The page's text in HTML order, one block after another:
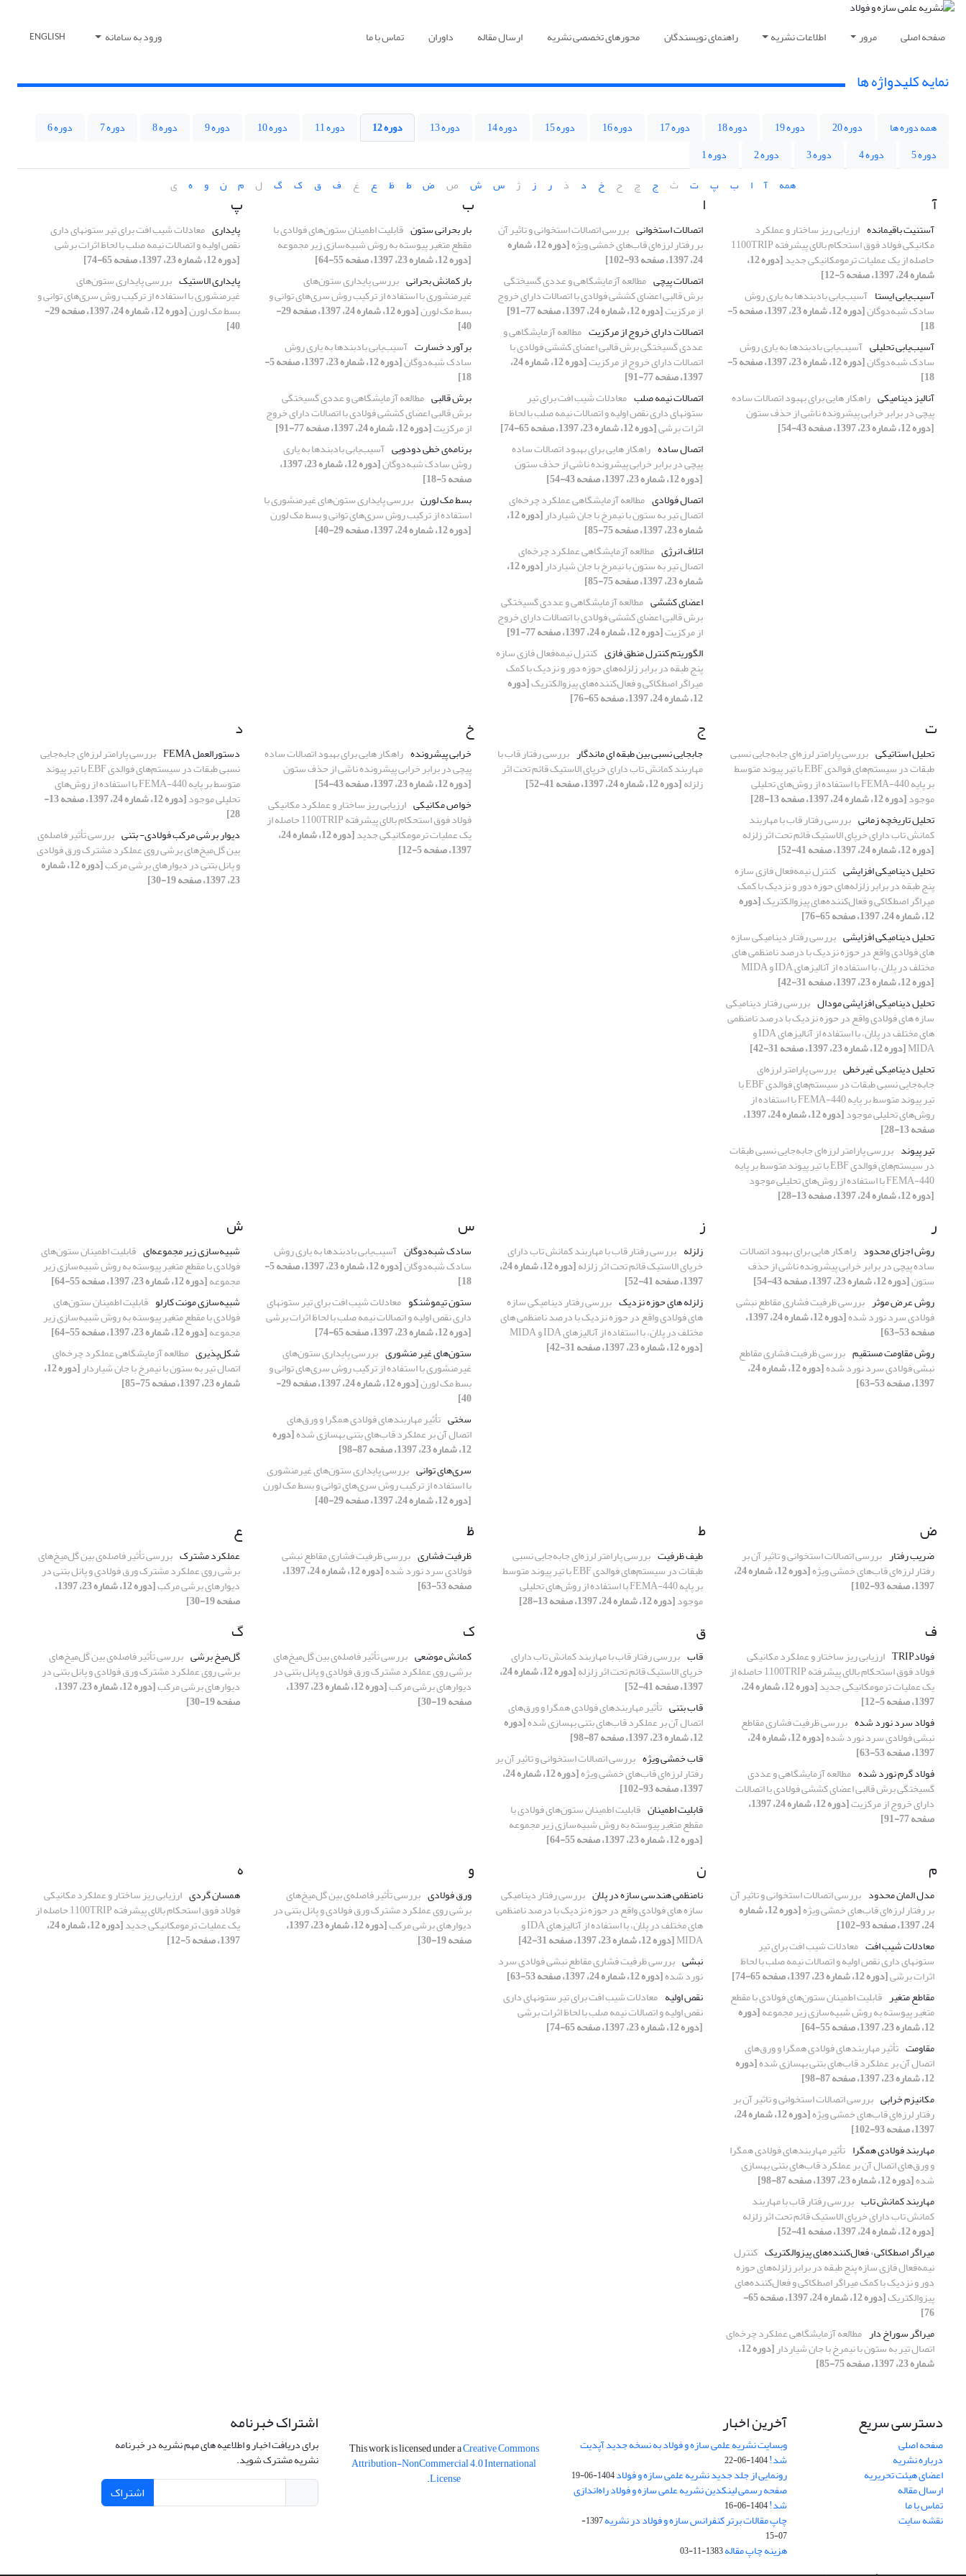
صفحه اصلی مرور اطلاعات نشریه راهنمای نویسندگان محورهای تخصصی نشریه ارسال مقاله داوران تماس با ما ورود به سامانه ENGLISH
نمایه کلیدواژه ها
همه دوره ها دوره 20 دوره 19 دوره 18 دوره 17 دوره 16 دوره 15 دوره 14 دوره 13 دوره 12 دوره 11 دوره 10 دوره 9 دوره 8 دوره 7
دوره 6
دوره 5
دوره 4 دوره 3 دوره 2
دوره 1
همه
آ ا ب پ ت ث ج چ ح خ د ذ ر ز ژ س ش ص ض ط ظ ع غ ف ق ک گ ل م ن و ه ی
آ
آستنیت باقیمانده ارزیابی ریز ساختار و عملکرد
مکانیکی فولاد فوق استحکام بالای پیشرفته 1100TRIP
حاصله از یک عملیات ترمومکانیکی جدید [دوره 12،
شماره 24، 1397، صفحه 5-12]
آسیب‌یابی ایستا آسیب‌یابی بادبندها به یاری روش
سادک شبه‌دوگان [دوره 12، شماره 23، 1397، صفحه 5-
18]
آسیب‌یابی تحلیلی آسیب‌یابی بادبندها به یاری روش
سادک شبه‌دوگان [دوره 12، شماره 23، 1397، صفحه 5-
18]
آنالیز دینامیکی راهکار هایی برای بهبود اتصالات ساده
پیچی در برابر خرابی پیشرونده ناشی از حذف ستون
[دوره 12، شماره 23، 1397، صفحه 43-54]
ا
اتصالات استخوانی بررسی اتصالات استخوانی و تاثیر آن
بر رفتار لرزه‌ای قاب‌های خمشی ویژه [دوره 12، شماره
24، 1397، صفحه 93-102]
اتصالات پیچی مطالعه آزمایشگاهی و عددی گسیختگی
برش قالبی اعضای کششی فولادی با اتصالات دارای خروج
از مرکزیت[دوره 12، شماره 24، 1397، صفحه 77-91]
اتصالات دارای خروج از مرکزیت مطالعه آزمایشگاهی و
عددی گسیختگی برش قالبی اعضای کششی فولادی با
اتصالات دارای خروج از مرکزیت [دوره 12، شماره 24،
1397، صفحه 77-91]
اتصالات نیمه صلب معادلات شیب افت برای تیر
ستونهای داری نقص اولیه و اتصالات نیمه صلب با لحاظ
اثرات برشی[دوره 12، شماره 23، 1397، صفحه 65-74]
اتصال ساده راهکار هایی برای بهبود اتصالات ساده
پیچی در برابر خرابی پیشرونده ناشی از حذف ستون
[دوره 12، شماره 23، 1397، صفحه 43-54]
اتصال فولادی مطالعه آزمایشگاهی عملکرد چرخه‌ای
اتصال تیر به ستون با نیمرخ با جان شیاردار [دوره 12،
شماره 23، 1397، صفحه 75-85]
اتلاف انرژی مطالعه آزمایشگاهی عملکرد چرخه‌ای
اتصال تیر به ستون با نیمرخ با جان شیاردار [دوره 12،
شماره 23، 1397، صفحه 75-85]
اعضای کششی مطالعه آزمایشگاهی و عددی گسیختگی
برش قالبی اعضای کششی فولادی با اتصالات دارای خروج
از مرکزیت[دوره 12، شماره 24، 1397، صفحه 77-91]
الگوریتم کنترل منطق فازی کنترل نیمه‌فعال فازی سازه
پنج طبقه در برابر زلزله‌های حوزه دور و نزدیک با کمک
میراگر اصطکاکی و فعال‌کننده‌های پیزوالکتریک[دوره
12، شماره 24، 1397، صفحه 65-76]
ب
بار بحرانی ستون قابلیت اطمینان ستون‌های فولادی با
مقطع متغیر پیوسته به روش شبیه‌سازی زیر مجموعه
[دوره 12، شماره 23، 1397، صفحه 55-64]
بار کمانش بحرانی بررسی پایداری ستون‌های
غیرمنشوری با استفاده از ترکیب روش سری‌های توانی و
بسط مک لورن [دوره 12، شماره 24، 1397، صفحه 29-
40]
برآورد خسارت آسیب‌یابی بادبندها به یاری روش
سادک شبه‌دوگان [دوره 12، شماره 23، 1397، صفحه 5-
18]
برش قالبی مطالعه آزمایشگاهی و عددی گسیختگی
برش قالبی اعضای کششی فولادی با اتصالات دارای خروج
از مرکزیت[دوره 12، شماره 24، 1397، صفحه 77-91]
برنامه‌ی خطی دودویی آسیب‌یابی بادبندها به یاری
روش سادک شبه‌دوگان [دوره 12، شماره 23، 1397،
صفحه 5-18]
بسط مک لورن بررسی پایداری ستون‌های غیرمنشوری با
استفاده از ترکیب روش سری‌های توانی و بسط مک لورن
[دوره 12، شماره 24، 1397، صفحه 29-40]
پ
پایداری معادلات شیب افت برای تیر ستونهای داری
نقص اولیه و اتصالات نیمه صلب با لحاظ اثرات برشی
[دوره 12، شماره 23، 1397، صفحه 65-74]
پایداری الاستیک بررسی پایداری ستون‌های
غیرمنشوری با استفاده از ترکیب روش سری‌های توانی و
بسط مک لورن [دوره 12، شماره 24، 1397، صفحه 29-
40]
ت
تحلیل استاتیکی بررسی پارامتر لرزه‌ای جابه‌جایی نسبی
طبقات در سیستم‌های فوالدی EBF با تیر پیوند متوسط
بر پایه 440-FEMA با استفاده از روش‌های تحلیلی
موجود[دوره 12، شماره 24، 1397، صفحه 13-28]
تحلیل تاریخچه زمانی بررسی رفتار قاب با مهاربند
کمانش تاب دارای خرپای الاستیک قائم تحت اثر زلزله
[دوره 12، شماره 24، 1397، صفحه 41-52]
تحلیل دینامیکی افزایشی کنترل نیمه‌فعال فازی سازه
پنج طبقه در برابر زلزله‌های حوزه دور و نزدیک با کمک
میراگر اصطکاکی و فعال‌کننده‌های پیزوالکتریک[دوره
12، شماره 24، 1397، صفحه 65-76]
تحلیل دینامیکی افزایشی بررسی رفتار دینامیکی سازه
های فولادی واقع در حوزه نزدیک با درصد نامنظمی های
مختلف در پلان، با استفاده از آنالیزهای IDA و MIDA
[دوره 12، شماره 23، 1397، صفحه 31-42]
تحلیل دینامیکی افزایشی مودال بررسی رفتار دینامیکی
سازه های فولادی واقع در حوزه نزدیک با درصد نامنظمی
های مختلف در پلان، با استفاده از آنالیزهای IDA و
MIDA[دوره 12، شماره 23، 1397، صفحه 31-42]
تحلیل دینامیکی غیر‌خطی بررسی پارامتر لرزه‌ای
جابه‌جایی نسبی طبقات در سیستم‌های فوالدی EBF با
تیر پیوند متوسط بر پایه 440-FEMA با استفاده از
روش‌های تحلیلی موجود [دوره 12، شماره 24، 1397،
صفحه 13-28]
تیر پیوند بررسی پارامتر لرزه‌ای جابه‌جایی نسبی طبقات
در سیستم‌های فوالدی EBF با تیر پیوند متوسط بر پایه
440-FEMA با استفاده از روش‌های تحلیلی موجود
[دوره 12، شماره 24، 1397، صفحه 13-28]
ج
جابجایی نسبی بین طبقه ای ماندگار بررسی رفتار قاب با
مهاربند کمانش تاب دارای خرپای الاستیک قائم تحت اثر
زلزله[دوره 12، شماره 24، 1397، صفحه 41-52]
خ
خرابی پیشرونده راهکار هایی برای بهبود اتصالات ساده
پیچی در برابر خرابی پیشرونده ناشی از حذف ستون
[دوره 12، شماره 23، 1397، صفحه 43-54]
خواص مکانیکی ارزیابی ریز ساختار و عملکرد مکانیکی
فولاد فوق استحکام بالای پیشرفته 1100TRIP حاصله از
یک عملیات ترمومکانیکی جدید [دوره 12، شماره 24،
1397، صفحه 5-12]
د
دستورالعمل‌ FEMA بررسی پارامتر لرزه‌ای جابه‌جایی
نسبی طبقات در سیستم‌های فوالدی EBF با تیر پیوند
متوسط بر پایه 440-FEMA با استفاده از روش‌های
تحلیلی موجود [دوره 12، شماره 24، 1397، صفحه 13-
28]
دیوار برشی مرکب فولادی- بتنی بررسی تأثیر فاصله‌ی
بین گل‌میخ‌های برشی روی عملکرد مشترک ورق فولادی
و پانل بتنی در دیوارهای برشی مرکب [دوره 12، شماره
23، 1397، صفحه 19-30]
ر
روش اجزای محدود راهکار هایی برای بهبود اتصالات
ساده پیچی در برابر خرابی پیشرونده ناشی از حذف
ستون[دوره 12، شماره 23، 1397، صفحه 43-54]
روش عرض موثر بررسی ظرفیت فشاری مقاطع نبشی
فولادی سرد نورد شده [دوره 12، شماره 24، 1397،
صفحه 53-63]
روش مقاومت مستقیم بررسی ظرفیت فشاری مقاطع
نبشی فولادی سرد نورد شده [دوره 12، شماره 24،
1397، صفحه 53-63]
ز
زلزله بررسی رفتار قاب با مهاربند کمانش تاب دارای
خرپای الاستیک قائم تحت اثر زلزله [دوره 12، شماره 24،
1397، صفحه 41-52]
زلزله های حوزه نزدیک بررسی رفتار دینامیکی سازه
های فولادی واقع در حوزه نزدیک با درصد نامنظمی های
مختلف در پلان، با استفاده از آنالیزهای IDA و MIDA
[دوره 12، شماره 23، 1397، صفحه 31-42]
س
سادک شبه‌دوگان آسیب‌یابی بادبندها به یاری روش
سادک شبه‌دوگان [دوره 12، شماره 23، 1397، صفحه 5-
18]
ستون تیموشنکو معادلات شیب افت برای تیر ستونهای
داری نقص اولیه و اتصالات نیمه صلب با لحاظ اثرات برشی
[دوره 12، شماره 23، 1397، صفحه 65-74]
ستون‌های غیر منشوری بررسی پایداری ستون‌های
غیرمنشوری با استفاده از ترکیب روش سری‌های توانی و
بسط مک لورن [دوره 12، شماره 24، 1397، صفحه 29-
40]
سختی تأثیر مهاربندهای فولادی همگرا و ورق‌های
اتصال آن بر عملکرد قاب‌های بتنی بهسازی شده[دوره
12، شماره 23، 1397، صفحه 87-98]
سری‌های توانی بررسی پایداری ستون‌های غیرمنشوری
با استفاده از ترکیب روش سری‌های توانی و بسط مک لورن
[دوره 12، شماره 24، 1397، صفحه 29-40]
ش
شبیه‌سازی زیر مجموعه‌ای قابلیت اطمینان ستون‌های
فولادی با مقطع متغیر پیوسته به روش شبیه‌سازی زیر
مجموعه[دوره 12، شماره 23، 1397، صفحه 55-64]
شبیه‌سازی مونت کارلو قابلیت اطمینان ستون‌های
فولادی با مقطع متغیر پیوسته به روش شبیه‌سازی زیر
مجموعه[دوره 12، شماره 23، 1397، صفحه 55-64]
شکل‌پذیری مطالعه آزمایشگاهی عملکرد چرخه‌ای
اتصال تیر به ستون با نیمرخ با جان شیاردار [دوره 12،
شماره 23، 1397، صفحه 75-85]
ض
ضریب رفتار بررسی اتصالات استخوانی و تاثیر آن بر
رفتار لرزه‌ای قاب‌های خمشی ویژه [دوره 12، شماره 24،
1397، صفحه 93-102]
ط
طیف ظرفیت بررسی پارامتر لرزه‌ای جابه‌جایی نسبی
طبقات در سیستم‌های فوالدی EBF با تیر پیوند متوسط
بر پایه 440-FEMA با استفاده از روش‌های تحلیلی
موجود[دوره 12، شماره 24، 1397، صفحه 13-28]
ظ
ظرفیت فشاری بررسی ظرفیت فشاری مقاطع نبشی
فولادی سرد نورد شده [دوره 12، شماره 24، 1397،
صفحه 53-63]
ع
عملکرد مشترک بررسی تأثیر فاصله‌ی بین گل‌میخ‌های
برشی روی عملکرد مشترک ورق فولادی و پانل بتنی در
دیوارهای برشی مرکب [دوره 12، شماره 23، 1397،
صفحه 19-30]
ف
فولادTRIP ارزیابی ریز ساختار و عملکرد مکانیکی
فولاد فوق استحکام بالای پیشرفته 1100TRIP حاصله از
یک عملیات ترمومکانیکی جدید [دوره 12، شماره 24،
1397، صفحه 5-12]
فولاد سرد نورد شده بررسی ظرفیت فشاری مقاطع
نبشی فولادی سرد نورد شده [دوره 12، شماره 24،
1397، صفحه 53-63]
فولاد گرم نورد شده مطالعه آزمایشگاهی و عددی
گسیختگی برش قالبی اعضای کششی فولادی با اتصالات
دارای خروج از مرکزیت [دوره 12، شماره 24، 1397،
صفحه 77-91]
ق
قاب بررسی رفتار قاب با مهاربند کمانش تاب دارای
خرپای الاستیک قائم تحت اثر زلزله [دوره 12، شماره 24،
1397، صفحه 41-52]
قاب بتنی تأثیر مهاربندهای فولادی همگرا و ورق‌های
اتصال آن بر عملکرد قاب‌های بتنی بهسازی شده[دوره
12، شماره 23، 1397، صفحه 87-98]
قاب خمشی ویژه بررسی اتصالات استخوانی و تاثیر آن بر
رفتار لرزه‌ای قاب‌های خمشی ویژه [دوره 12، شماره 24،
1397، صفحه 93-102]
قابلیت اطمینان قابلیت اطمینان ستون‌های فولادی با
مقطع متغیر پیوسته به روش شبیه‌سازی زیر مجموعه
[دوره 12، شماره 23، 1397، صفحه 55-64]
ک
کمانش موضعی بررسی تأثیر فاصله‌ی بین گل‌میخ‌های
برشی روی عملکرد مشترک ورق فولادی و پانل بتنی در
دیوارهای برشی مرکب [دوره 12، شماره 23، 1397،
صفحه 19-30]
گ
گل‌میخ برشی بررسی تأثیر فاصله‌ی بین گل‌میخ‌های
برشی روی عملکرد مشترک ورق فولادی و پانل بتنی در
دیوارهای برشی مرکب [دوره 12، شماره 23، 1397،
صفحه 19-30]
م
مدل المان محدود بررسی اتصالات استخوانی و تاثیر آن
بر رفتار لرزه‌ای قاب‌های خمشی ویژه [دوره 12، شماره
24، 1397، صفحه 93-102]
معادلات شیب افت معادلات شیب افت برای تیر
ستونهای داری نقص اولیه و اتصالات نیمه صلب با لحاظ
اثرات برشی[دوره 12، شماره 23، 1397، صفحه 65-74]
مقاطع متغیر قابلیت اطمینان ستون‌های فولادی با مقطع
متغیر پیوسته به روش شبیه‌سازی زیر مجموعه[دوره
12، شماره 23، 1397، صفحه 55-64]
مقاومت تأثیر مهاربندهای فولادی همگرا و ورق‌های
اتصال آن بر عملکرد قاب‌های بتنی بهسازی شده[دوره
12، شماره 23، 1397، صفحه 87-98]
مکانیزم خرابی بررسی اتصالات استخوانی و تاثیر آن بر
رفتار لرزه‌ای قاب‌های خمشی ویژه [دوره 12، شماره 24،
1397، صفحه 93-102]
مهاربند فولادی همگرا تأثیر مهاربندهای فولادی همگرا
و ورق‌های اتصال آن بر عملکرد قاب‌های بتنی بهسازی
شده[دوره 12، شماره 23، 1397، صفحه 87-98]
مهاربند کمانش تاب بررسی رفتار قاب با مهاربند
کمانش تاب دارای خرپای الاستیک قائم تحت اثر زلزله
[دوره 12، شماره 24، 1397، صفحه 41-52]
میراگر اصطکاکی˓ فعال‌کننده‌های پیزوالکتریک کنترل
نیمه‌فعال فازی سازه پنج طبقه در برابر زلزله‌های حوزه
دور و نزدیک با کمک میراگر اصطکاکی و فعال‌کننده‌های
پیزوالکتریک [دوره 12، شماره 24، 1397، صفحه 65-
76]
میراگر سوراخ دار مطالعه آزمایشگاهی عملکرد چرخه‌ای
اتصال تیر به ستون با نیمرخ با جان شیاردار [دوره 12،
شماره 23، 1397، صفحه 75-85]
ن
نامنظمی هندسی سازه در پلان بررسی رفتار دینامیکی
سازه های فولادی واقع در حوزه نزدیک با درصد نامنظمی
های مختلف در پلان، با استفاده از آنالیزهای IDA و
MIDA[دوره 12، شماره 23، 1397، صفحه 31-42]
نبشی بررسی ظرفیت فشاری مقاطع نبشی فولادی سرد
نورد شده[دوره 12، شماره 24، 1397، صفحه 53-63]
نقص اولیه معادلات شیب افت برای تیر ستونهای داری
نقص اولیه و اتصالات نیمه صلب با لحاظ اثرات برشی
[دوره 12، شماره 23، 1397، صفحه 65-74]
و
ورق فولادی بررسی تأثیر فاصله‌ی بین گل‌میخ‌های
برشی روی عملکرد مشترک ورق فولادی و پانل بتنی در
دیوارهای برشی مرکب [دوره 12، شماره 23، 1397،
صفحه 19-30]
ه
همسان گردی ارزیابی ریز ساختار و عملکرد مکانیکی
فولاد فوق استحکام بالای پیشرفته 1100TRIP حاصله از
یک عملیات ترمومکانیکی جدید [دوره 12، شماره 24،
1397، صفحه 5-12]
دسترسی سریع
صفحه اصلی
درباره نشریه
اعضای هیئت تحریریه
ارسال مقاله
تماس با ما
نقشه سایت
آخرین اخبار
وبسایت نشریه علمی سازه و فولاد به نسخه جدید آپدیت
شد!1404-06-22
رونمایی از جلد جدید نشریه علمی سازه و فولاد1404-06-19
صفحه رسمی لینکدین نشریه علمی سازه و فولاد راه‌اندازی
شد!1404-06-16
چاپ مقالات برتر کنفرانس سازه و فولاد در نشریه
1397-
07-15
هزینه چاپ مقاله1383-11-03
This work is licensed under aCreative Commons
Attribution-NonCommercial 4.0 International
License
.
اشتراک خبرنامه
برای دریافت اخبار و اطلاعیه های مهم نشریه در خبرنامه
نشریه مشترک شوید.
اشتراک